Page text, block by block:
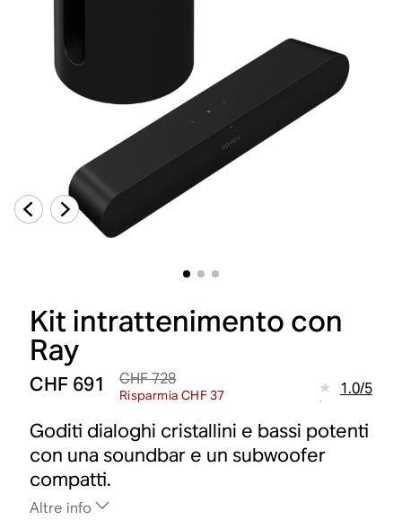
Kit intrattenimento con
Ray
CHF 691 CHF 728
Risparmia CHF 37 1.0/5
Goditi dialoghi cristallini e bassi potenti
con una soundbar e un subwoofer
compatti.
Altre info